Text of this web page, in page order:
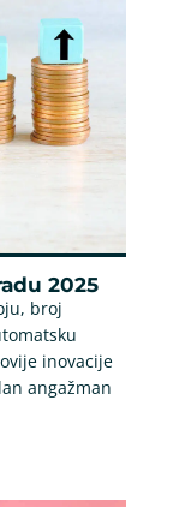
2025
broj
inovacije
angažman